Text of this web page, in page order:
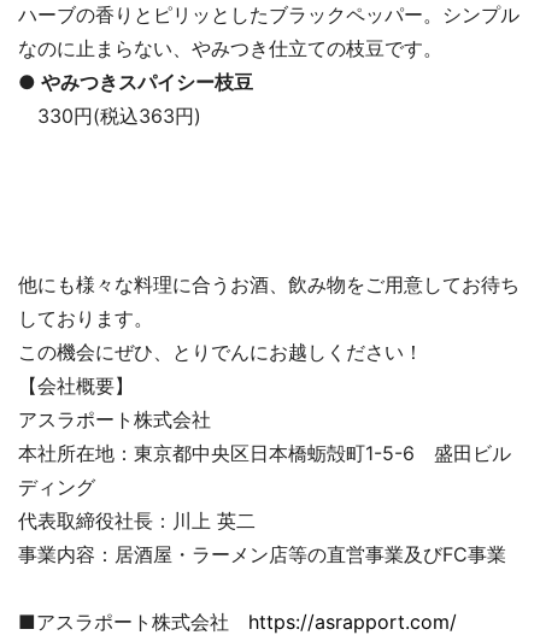
ハーブの香りとピリッとしたブラックペッパー。シンプル
なのに止まらない、やみつき仕立ての枝豆です。
● やみつきスパイシー枝豆
330円(税込363円)
他にも様々な料理に合うお酒、飲み物をご用意してお待ち
しております。
この機会にぜひ、とりでんにお越しください！
【会社概要】
アスラポート株式会社
本社所在地：東京都中央区日本橋蛎殻町1-5-6 盛田ビル
ディング
代表取締役社長：川上 英二
事業内容：居酒屋・ラーメン店等の直営事業及びFC事業
■アスラポート株式会社 https://asrapport.com/